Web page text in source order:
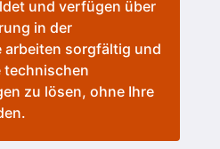
und verfügen über
in der
arbeiten sorgfältig und
technischen
zu lösen, ohne Ihre